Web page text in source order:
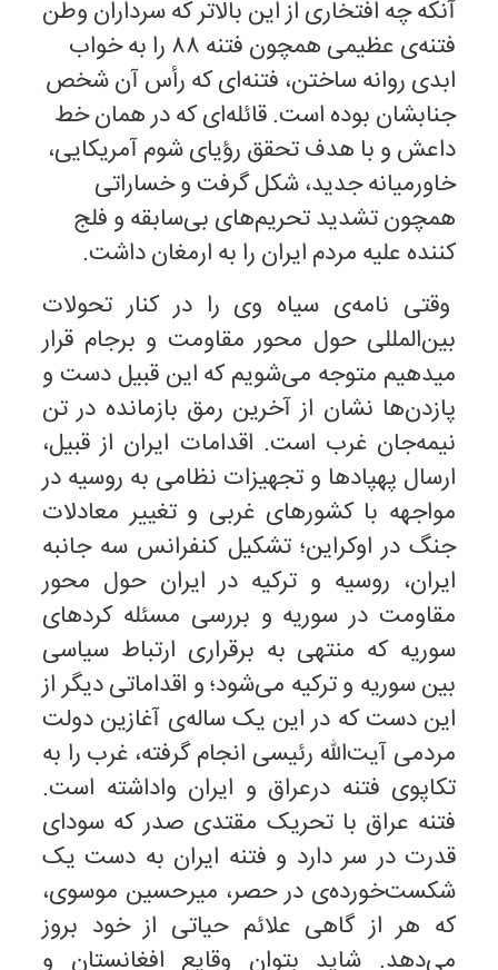
آنکه چه افتخاری از این بالاتر که سرداران وطن
فتنه‌ی عظیمی همچون فتنه ۸۸ را به خواب
ابدی روانه ساختن، فتنه‌ای که رأس آن شخص
جنابشان بوده است. قائله‌ای که در همان خط
داعش و با هدف تحقق رؤیای شوم آمریکایی،
خاورمیانه جدید، شکل گرفت و خساراتی
همچون تشدید تحریم‌‌های بی‌سابقه و فلج
کننده علیه مردم ایران را به ارمغان داشت.
وقتی نامه‌ی سیاه وی را در کنار تحولات
بین‌المللی حول محور مقاومت و برجام قرار
میدهیم متوجه می‌شویم که این قبیل دست‌ و
پازدن‌ها نشان از آخرین رمق بازمانده در تن
نیمه‌جان غرب است. اقدامات ایران از قبیل،
ارسال پهپادها و تجهیزات نظامی به روسیه در
مواجهه با کشورهای غربی و تغییر معادلات
جنگ در اوکراین؛ تشکیل کنفرانس سه جانبه
ایران، روسیه و ترکیه در ایران حول محور
مقاومت در سوریه و بررسی مسئله کردهای
سوریه که منتهی به برقراری ارتباط سیاسی
بین سوریه و ترکیه می‌شود؛ و اقداماتی دیگر از
این دست که در این یک ساله‌ی آغازین دولت
مردمی آیت‌الله رئیسی انجام گرفته، غرب را به
تکاپوی فتنه درعراق و ایران واداشته است.
فتنه عراق با تحریک مقتدی صدر که سودای
قدرت در سر دارد و فتنه ایران به دست یک
شکست‌خورده‌ی در حصر، میرحسین موسوی،
که هر از گاهی علائم حیاتی از خود بروز
می‌دهد. شاید بتوان وقایع افغانستان و